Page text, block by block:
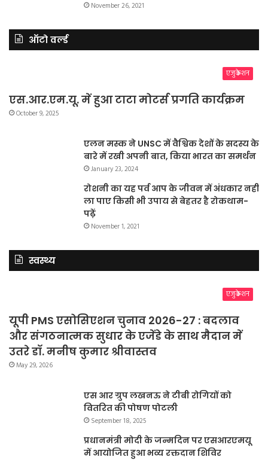
November 26, 2021
ऑटो वर्ल्ड
एजुकेशन
एस.आर.एम.यू. में हुआ टाटा मोटर्स प्रगति कार्यक्रम
October 9, 2025
एलन मस्क ने UNSC में वैश्विक देशों के सदस्य के
बारे में रखी अपनी बात, किया भारत का समर्थन
January 23, 2024
रोशनी का यह पर्व आप के जीवन में अंधकार नहीं
ला पाए किसी भी उपाय से बेहतर है रोकथाम-
पढ़ें
November 1, 2021
स्वस्थ्य
एजुकेशन
यूपी PMS एसोसिएशन चुनाव 2026-27 : बदलाव
और संगठनात्मक सुधार के एजेंडे के साथ मैदान में
उतरे डॉ. मनीष कुमार श्रीवास्तव
May 29, 2026
एस आर ग्रुप लखनऊ ने टीबी रोगियों को
वितरित की पोषण पोटली
September 18, 2025
प्रधानमंत्री मोदी के जन्मदिन पर एसआरएमयू
में आयोजित हुआ भव्य रक्तदान शिविर